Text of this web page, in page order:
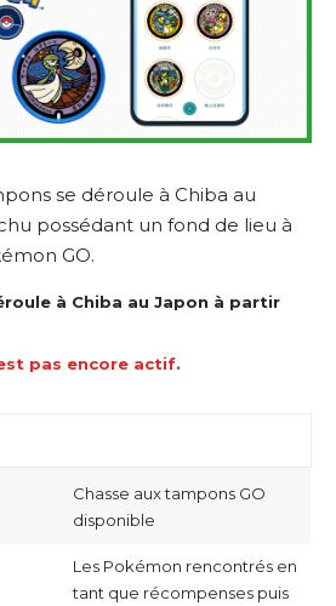
se déroule à Chiba au
possédant un fond de lieu à
GO.
à Chiba au Japon à partir
pas encore actif.
Chasse aux tampons GO
disponible
Les Pokémon rencontrés en
tant que récompenses puis